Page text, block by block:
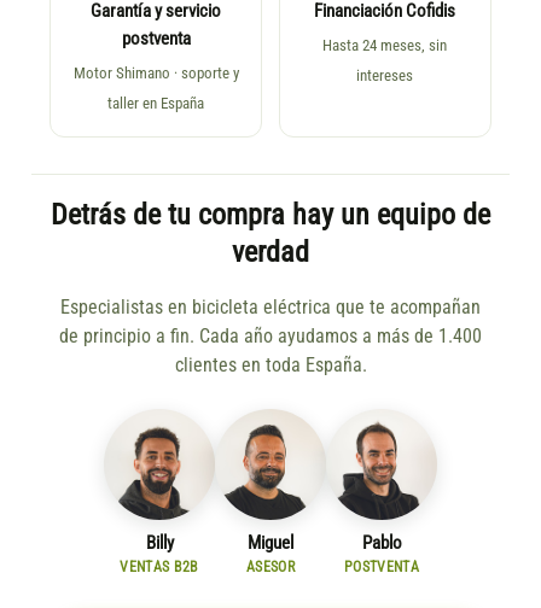
Garantía y servicio
postventa
Motor Shimano · soporte y
taller en España
Financiación Cofidis
Hasta 24 meses, sin
intereses
Detrás de tu compra hay un equipo de
verdad
Especialistas en bicicleta eléctrica que te acompañan
de principio a fin. Cada año ayudamos a más de 1.400
clientes en toda España.
Billy
VENTAS B2B
Miguel
ASESOR
Pablo
POSTVENTA